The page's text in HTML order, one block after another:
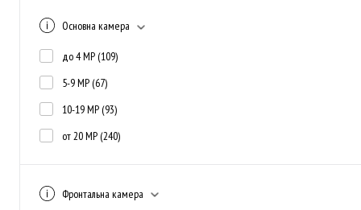
Основна камера
до 4 MP (109)
5-9 MP (67)
10-19 MP (93)
от 20 MP (240)
Фронтальна камера